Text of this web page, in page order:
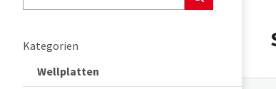
Kategorien
Wellplatten